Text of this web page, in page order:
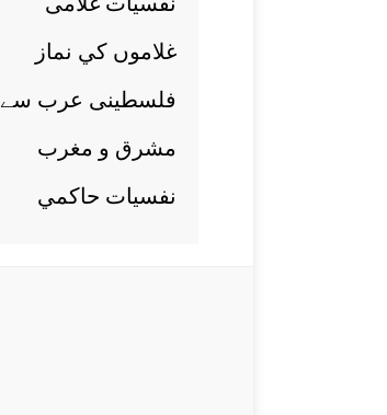
غلاموں کي نماز
فلسطينی عرب سے
مشرق و مغرب
نفسيات حاکمي